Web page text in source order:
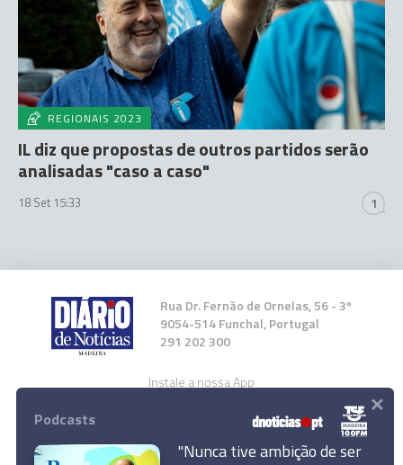
REGIONAIS 2023
IL diz que propostas de outros partidos serão
analisadas "caso a caso"
18 Set 15:33 1
Rua Dr. Fernão de Ornelas, 56 - 3º
9054-514 Funchal, Portugal
291 202 300
Instale a nossa App
Podcasts
"Nunca tive ambição de ser
×